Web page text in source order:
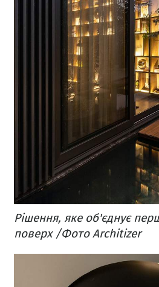
Рішення, яке об'єднує
поверх /Фото Architizer